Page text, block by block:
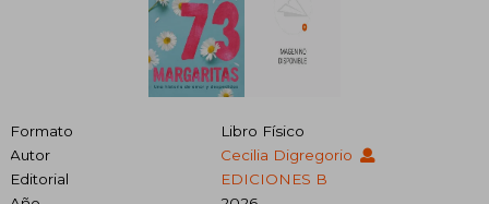
Formato
Libro Físico
Autor
Cecilia Digregorio
Editorial
EDICIONES B